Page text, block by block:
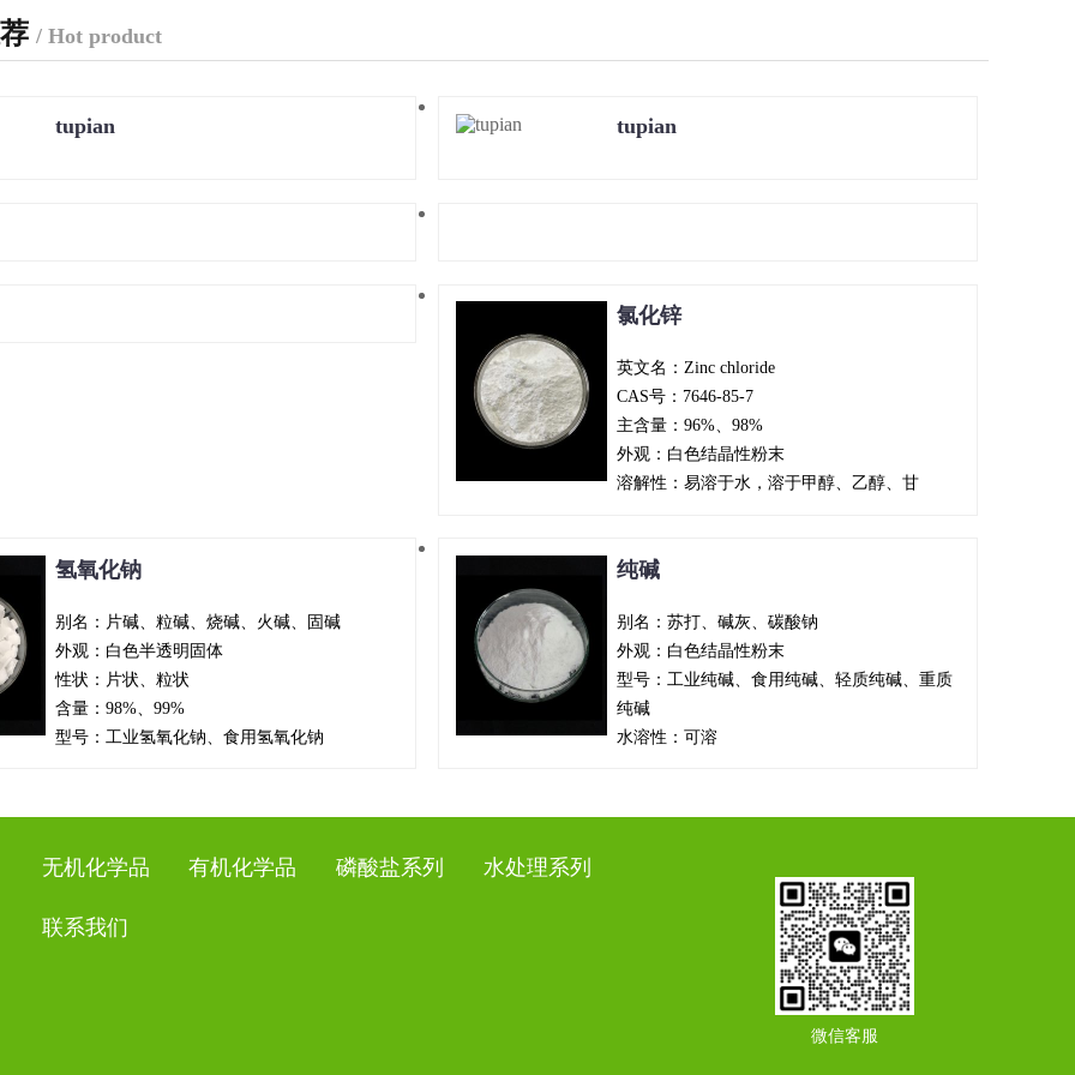
/ Hot product
tupian tupian
氯化锌
英文名：Zinc chloride
CAS号：7646-85-7
主含量：96%、98%
外观：白色结晶性粉末
溶解性：易溶于水，溶于甲醇、乙醇、甘
氢氧化钠
别名：片碱、粒碱、烧碱、火碱、固碱
外观：白色半透明固体
性状：片状、粒状
含量：98%、99%
型号：工业氢氧化钠、食用氢氧化钠
纯碱
别名：苏打、碱灰、碳酸钠
外观：白色结晶性粉末
型号：工业纯碱、食用纯碱、轻质纯碱、重质
纯碱
水溶性：可溶
无机化学品 有机化学品 磷酸盐系列 水处理系列
联系我们
微信客服